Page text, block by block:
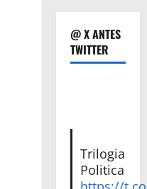
@ X ANTES
TWITTER
Trilogia
Politica